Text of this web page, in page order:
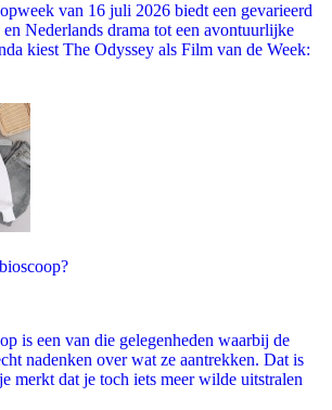
van 16 juli 2026 biedt een gevarieerd
en Nederlands drama tot een avontuurlijke
kiest The Odyssey als Film van de Week:
is een van die gelegenheden waarbij de
nadenken over wat ze aantrekken. Dat is
merkt dat je toch iets meer wilde uitstralen